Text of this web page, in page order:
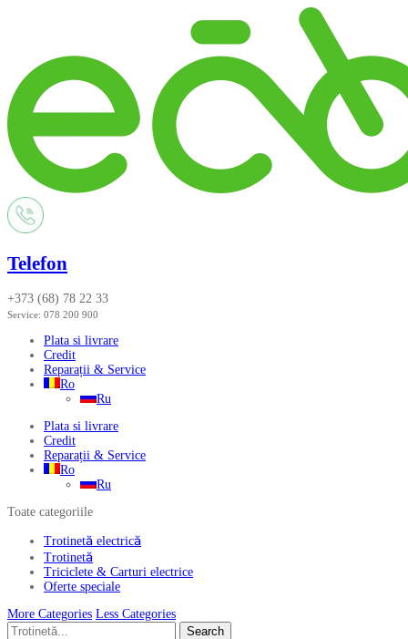
Telefon
+373 (68) 78 22 33
Service: 078 200 900
Plata si livrare
Credit
Reparații & Service
Ro
Ru
Plata si livrare
Credit
Reparații & Service
Ro
Ru
Toate categoriile
Trotinetă electrică
Trotinetă
Triciclete & Carturi electrice
Oferte speciale
More Categories Less Categories
Search